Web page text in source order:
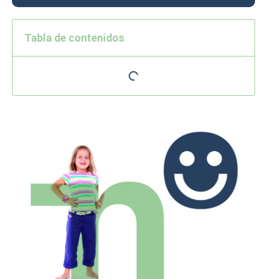
Tabla de contenidos